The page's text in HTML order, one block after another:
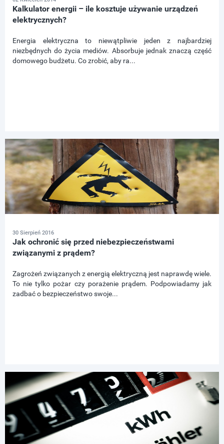
Kalkulator energii – ile kosztuje używanie urządzeń
elektrycznych?
Energia elektryczna to niewątpliwie jeden z najbardziej
niezbędnych do życia mediów. Absorbuje jednak znaczą część
domowego budżetu. Co zrobić, aby ra...
30 Sierpień 2016
Jak ochronić się przed niebezpieczeństwami
związanymi z prądem?
Zagrożeń związanych z energią elektryczną jest naprawdę wiele.
To nie tylko pożar czy porażenie prądem. Podpowiadamy jak
zadbać o bezpieczeństwo swoje...